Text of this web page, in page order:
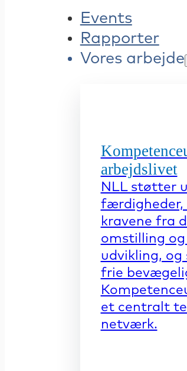
Events
Rapporter
Vores arbejde
arbejdslivet
NLL støtter
færdigheder,
kravene fra
omstilling
udvikling, og
frie
et centralt
netværk.